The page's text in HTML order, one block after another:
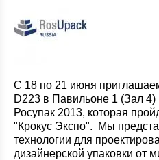
С 18 по 21 июня
D223 в Павильоне 1 (Зал 4)
Росупак 2013, которая
"Крокус Экспо". Мы
технологии для
дизайнерской упаковки от